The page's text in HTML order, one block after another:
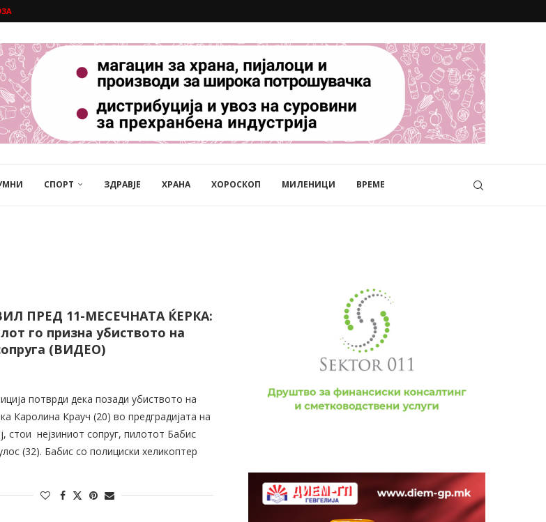
СПОРТ ЗДРАВЈЕ ХРАНА ХОРОСКОП МИЛЕНИЦИ ВРЕМЕ
ПРЕД 11-МЕСЕЧНАТА ЌЕРКА:
го призна убиството на
(ВИДЕО)
потврди дека позади убиството на
Каролина Крауч (20) во предградијата на
стои нејзиниот сопруг, пилотот Бабис
(32). Бабис со полициски хеликоптер